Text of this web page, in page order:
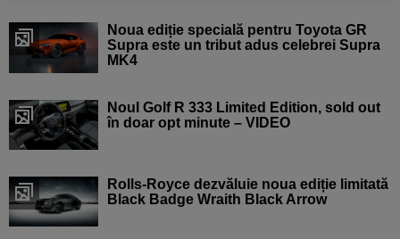
Noua ediție specială pentru Toyota GR
Supra este un tribut adus celebrei Supra
MK4
Noul Golf R 333 Limited Edition, sold out
în doar opt minute – VIDEO
Rolls-Royce dezvăluie noua ediție limitată
Black Badge Wraith Black Arrow